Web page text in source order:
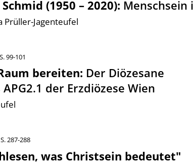
(1950 – 2020): Menschsein
Prüller-Jagenteufel
S. 99-101
bereiten: Der Diözesane
der Erzdiözese Wien
S. 287-288
was Christsein bedeutet"